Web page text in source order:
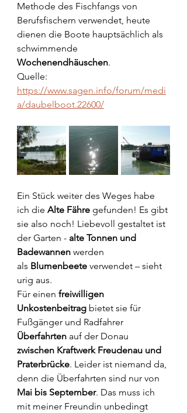
Methode des Fischfangs von
Berufsfischern verwendet, heute
dienen die Boote hauptsächlich als
schwimmende
Wochenendhäuschen.
Quelle:
https://www.sagen.info/forum/medi
a/daubelboot.22600/
Ein Stück weiter des Weges habe
ich die Alte Fähre gefunden! Es gibt
sie also noch! Liebevoll gestaltet ist
der Garten - alte Tonnen und
Badewannen werden
als Blumenbeete verwendet – sieht
urig aus.
Für einen freiwilligen
Unkostenbeitrag bietet sie für
Fußgänger und Radfahrer
Überfahrten auf der Donau
zwischen Kraftwerk Freudenau und
Praterbrücke. Leider ist niemand da,
denn die Überfahrten sind nur von
Mai bis September. Das muss ich
mit meiner Freundin unbedingt